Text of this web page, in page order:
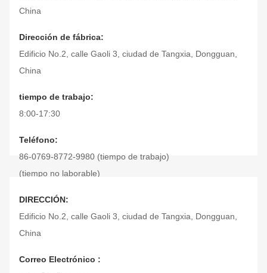
China
Dirección de fábrica:
Edificio No.2, calle Gaoli 3, ciudad de Tangxia, Dongguan,
China
tiempo de trabajo:
8:00-17:30
Teléfono:
86-0769-8772-9980 (tiempo de trabajo)
(tiempo no laborable)
Envía un fax.:
86-0769-8772-9975
DIRECCIÓN:
Edificio No.2, calle Gaoli 3, ciudad de Tangxia, Dongguan,
China
Correo Electrónico :